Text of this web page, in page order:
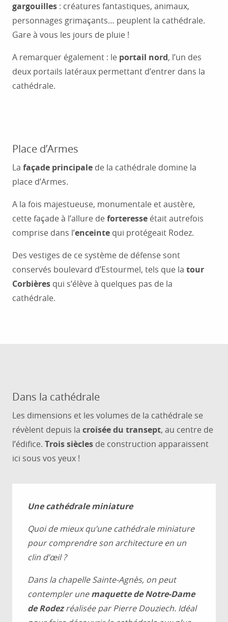
gargouilles : créatures fantastiques, animaux,
personnages grimaçants… peuplent la cathédrale.
Gare à vous les jours de pluie !
A remarquer également : le portail nord, l’un des
deux portails latéraux permettant d’entrer dans la
cathédrale.
Place d’Armes
La façade principale de la cathédrale domine la
place d’Armes.
A la fois majestueuse, monumentale et austère,
cette façade à l’allure deforteresse était autrefois
comprise dans l’enceinte qui protégeait Rodez.
Des vestiges de ce système de défense sont
conservés boulevard d’Estourmel, tels que la tour
Corbières qui s’élève à quelques pas de la
cathédrale.
Dans la cathédrale
Les dimensions et les volumes de la cathédrale se
révèlent depuis la croisée du transept, au centre de
l’édifice. Trois siècles de construction apparaissent
ici sous vos yeux !
Une cathédrale miniature
Quoi de mieux qu’une cathédrale miniature
pour comprendre son architecture en un
clin d’œil ?
Dans la chapelle Sainte-Agnès, on peut
contempler unemaquette de Notre-Dame
de Rodezréalisée par Pierre Douziech. Idéal